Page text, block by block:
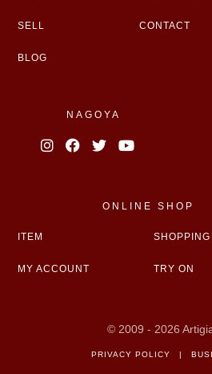
SELL CONTACT
BLOG
NAGOYA
ONLINE SHOP
ITEM
MY ACCOUNT TRY ON
© 2009 - 2026
PRIVACY POLICY |